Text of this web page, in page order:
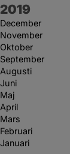
År:
2019
December
November
Oktober
September
Augusti
Juni
Maj
April
Mars
Februari
Januari